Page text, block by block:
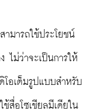
มารถใช้ประโยชน์
ไม่ว่าจะเป็นการให้
อเต็มรูปแบบสำหรับ
สื่อโซเชียลมีเดียใน